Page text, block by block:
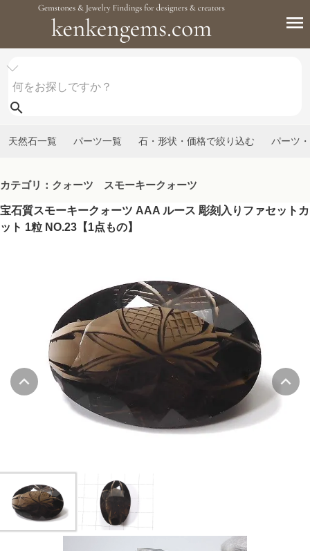
天然石一覧 パーツ一覧 石・形状・価格で絞り込む パーツ
カテゴリ：クォーツ スモーキークォーツ
宝石質スモーキークォーツ AAA ルース 彫刻入りファセットカ
ット 1粒 NO.23【1点もの】